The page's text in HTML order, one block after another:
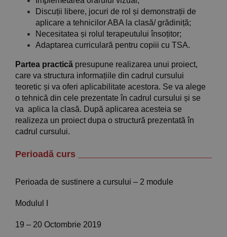
Discuții libere, jocuri de rol și demonstrații de
aplicare a tehnicilor ABA la clasă/ grădiniță;
Necesitatea și rolul terapeutului însoțitor;
Adaptarea curriculară pentru copiii cu TSA.
Partea practică presupune realizarea unui proiect,
care va structura informațiile din cadrul cursului
teoretic și va oferi aplicabilitate acestora. Se va alege
o tehnică din cele prezentate în cadrul cursului și se
va aplica la clasă. După aplicarea acesteia se
realizeza un proiect dupa o structură prezentată în
cadrul cursului.
Perioadă curs
Perioada de sustinere a cursului – 2 module
Modulul I
19 – 20 Octombrie 2019